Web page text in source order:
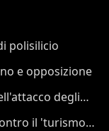
polisilicio
e opposizione
degli
il 'turismo